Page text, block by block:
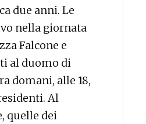
due anni. Le
nella giornata
Falcone e
al duomo di
domani, alle 18,
Al
quelle dei